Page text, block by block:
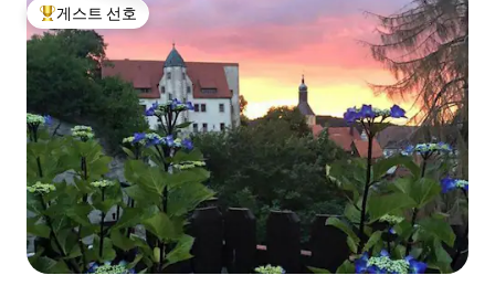
상위 게스트 선호
게스트 선호